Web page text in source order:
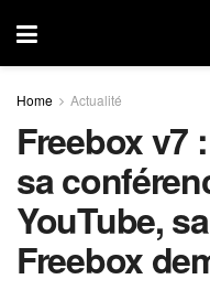
Home Actualité
Freebox v7
sa
YouTube,
Freebox